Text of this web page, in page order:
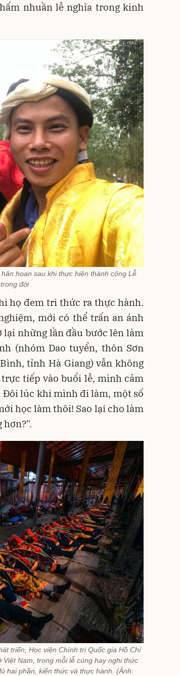
nhuần lễ nghĩa trong kinh
hoan sau khi thực hiện thành công Lễ
đời
họ đem tri thức ra thực hành.
mới có thể trấn an ánh
lại những lần đầu bước lên làm
(nhóm Dao tuyển, thôn Sơn
tỉnh Hà Giang) vẫn không
tiếp vào buổi lễ, mình cảm
lúc khi mình đi làm, một số
học làm thôi! Sao lại cho làm
hơn?".
triển, Học viện Chính trị Quốc gia Hồ Chí
Nam, trong mỗi lễ cúng hay nghi thức
hai phần, kiến thức và thực hành. (Ảnh: